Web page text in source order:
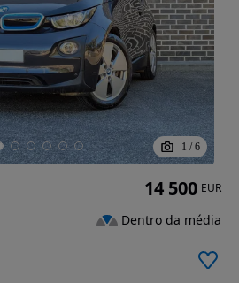
1 / 6
14 500 EUR
Dentro da média